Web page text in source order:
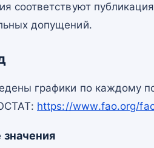
соответствуют
допущений.
графики по каждому
https://www.fao.org/